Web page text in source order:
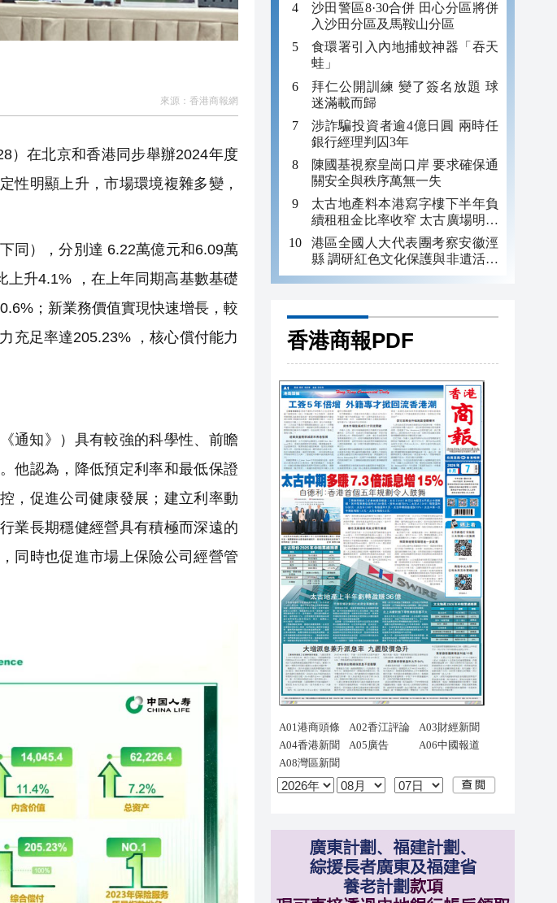
來源： 香港商報網
）在北京和香港同步舉辦2024年度
性明顯上升，市場環境複雜多變，
同），分別達 6.22萬億元和6.09萬
上升4.1% ，在上年同期高基數基礎
；新業務價值實現快速增長，較
充足率達205.23% ，核心償付能力
通知》）具有較強的科學性、前瞻
他認為，降低預定利率和最低保證
，促進公司健康發展；建立利率動
業長期穩健經營具有積極而深遠的
同時也促進市場上保險公司經營管
沙田警區8·30合併 田心分區將併
入沙田分區及馬鞍山分區
食環署引入內地捕蚊神器「吞天
蛙」
拜仁公開訓練 變了簽名放題 球
迷滿載而歸
涉詐騙投資者逾4億日圓 兩時任
銀行經理判囚3年
陳國基視察皇崗口岸 要求確保通
關安全與秩序萬無一失
太古地產料本港寫字樓下半年負
續租租金比率收窄 太古廣場明年
轉正
港區全國人大代表團考察安徽涇
縣 調研紅色文化保護與非遺活態
傳承
香港商報PDF